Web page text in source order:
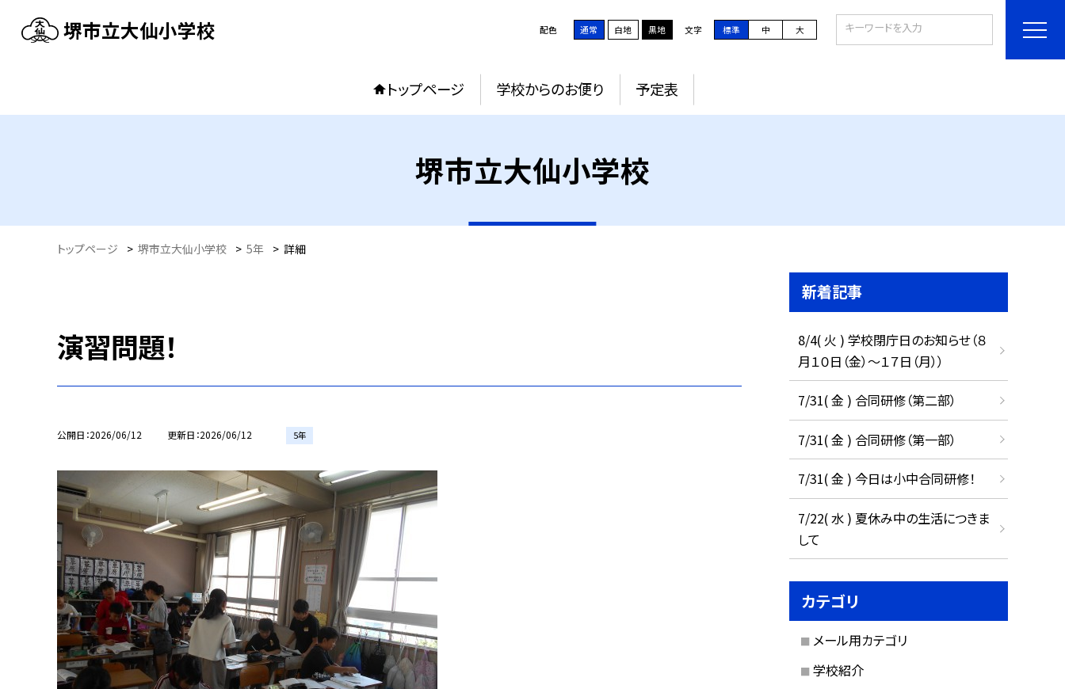
堺市立大仙小学校 配色 通常 白地 黒地 文字 標準 中 大
トップページ 学校からのお便り 予定表
堺市立大仙小学校
トップページ > 堺市立大仙小学校 > 5年 > 詳細
演習問題！
公開日 2026/06/12 更新日 2026/06/12 5年
新着記事
8/4( 火 ) 学校閉庁日のお知らせ（８
月１０日（金）～１７日（月））
7/31( 金 ) 合同研修（第二部）
7/31( 金 ) 合同研修（第一部）
7/31( 金 ) 今日は小中合同研修！
7/22( 水 ) 夏休み中の生活につきま
して
カテゴリ
メール用カテゴリ
学校紹介